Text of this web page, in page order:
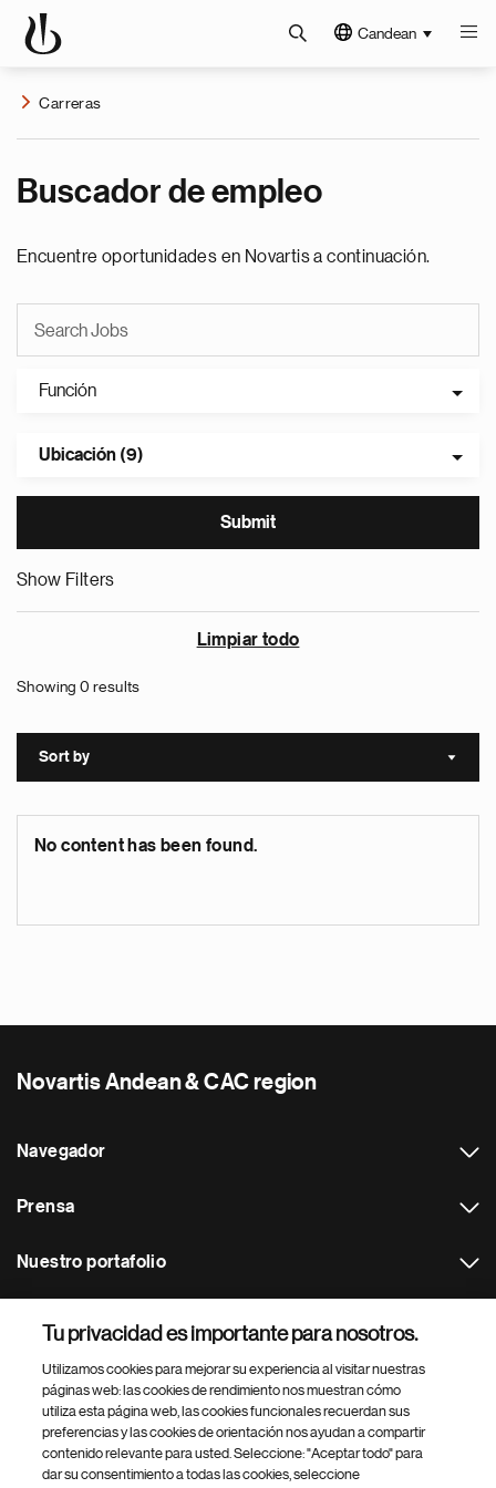
Candean
Carreras
Buscador de empleo
Encuentre oportunidades en Novartis a continuación.
Función
Ubicación (9)
Show Filters
Limpiar todo
Showing 0 results
Sort by Sort
No content has been found.
Novartis Andean & CAC region
Navegador
Prensa
Nuestro portafolio
Footer Site Search
Tu privacidad es importante para nosotros.
Utilizamos cookies para mejorar su experiencia al visitar nuestras
páginas web: las cookies de rendimiento nos muestran cómo
utiliza esta página web, las cookies funcionales recuerdan sus
preferencias y las cookies de orientación nos ayudan a compartir
contenido relevante para usted. Seleccione: "Aceptar todo" para
dar su consentimiento a todas las cookies, seleccione